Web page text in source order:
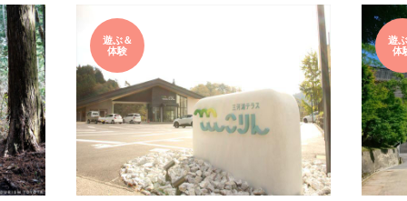
遊ぶ＆
体験
遊
体